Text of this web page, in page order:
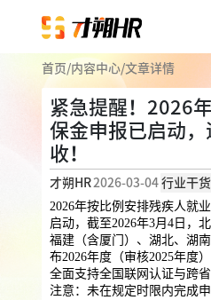
企业人事外包
企业社保 薪税服务 劳
用工外包
业务外包 岗位外包 灵
员工福利
服务案例
关于才朔
首页/内容中心/文章详情
紧急提醒！2026
保金申报已启动
收！
才朔HR2026-03-04 行业干货
2026年按比例安排残疾人就
启动，截至2026年3月4日，
福建（含厦门）、湖北、湖
布2026年度（审核2025年度
全面支持全国联网认证与跨
注意：未在规定时限内完成